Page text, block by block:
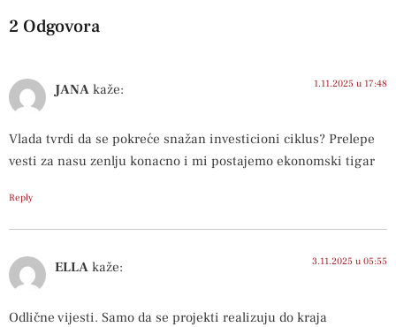
2 Odgovora
JANA kaže: 1.11.2025 u 17:48
Vlada tvrdi da se pokreće snažan investicioni ciklus? Prelepe
vesti za nasu zenlju konacno i mi postajemo ekonomski tigar
Reply
ELLA kaže: 3.11.2025 u 05:55
Odlične vijesti. Samo da se projekti realizuju do kraja